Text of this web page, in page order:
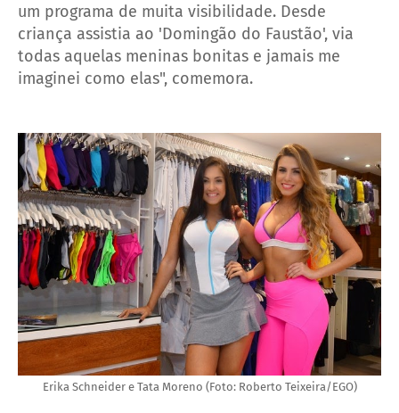
um programa de muita visibilidade. Desde
criança assistia ao 'Domingão do Faustão', via
todas aquelas meninas bonitas e jamais me
imaginei como elas", comemora.
Erika Schneider e Tata Moreno (Foto: Roberto Teixeira/EGO)